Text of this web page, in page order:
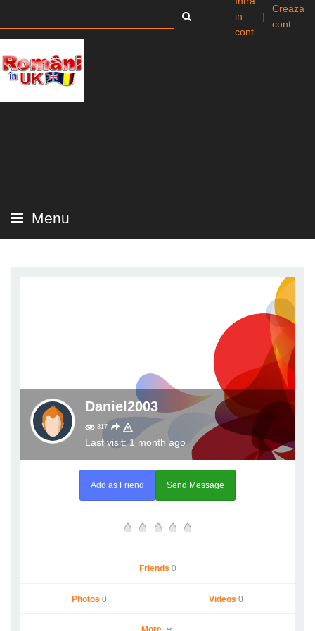
in
cont
|
Creaza
cont
Menu
Daniel2003
317
Last visit: 1 month ago
Add as Friend Send Message
Friends 0
Photos 0 Videos 0